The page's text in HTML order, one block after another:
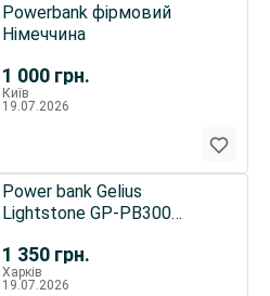
1 000 грн.
Powerbank фірмовий
Німеччина
Київ
19.07.2026
1 350 грн.
Power bank Gelius
Lightstone GP-PB300
Green
Харків
19.07.2026